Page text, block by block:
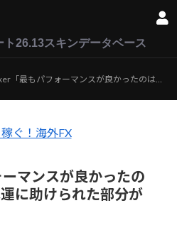
ト26.13スキンデータベース
最もパフォーマンスが良かったのは2022年。今年は運に助けられた部分が大きい」
稼ぐ！海外FX
マンスが良かったの
に助けられた部分が